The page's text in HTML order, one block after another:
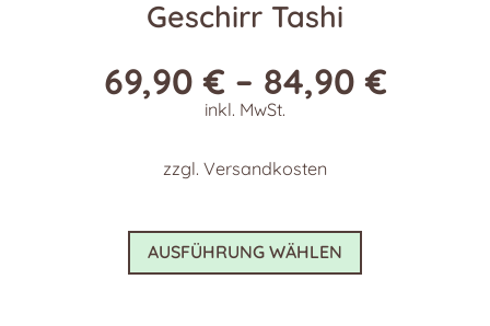
Geschirr Tashi
69,90€ – 84,90€
inkl. MwSt.
zzgl. Versandkosten
AUSFÜHRUNG WÄHLEN
Dieses
weist